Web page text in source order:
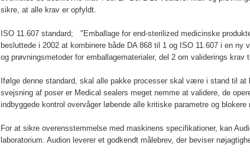
sikre, at alle krav er opfyldt.
ISO 11.607 standard; "Emballage for end-sterilized medicinske
besluttede i 2002 at kombinere både DA 868 til 1 og ISO 11.607 i en
og prøvningsmetoder for emballagematerialer, del 2 om validerings krav
Ifølge denne standard, skal alle pakke processer skal være i stand til
svejsning af poser er Medical sealers meget nemme at validere, de
indbyggede kontrol overvåger løbende alle kritiske parametre og
For at sikre overensstemmelse med maskinens specifikationer, kan
laboratorium. Audion leverer et godkendt målebrev, der beviser